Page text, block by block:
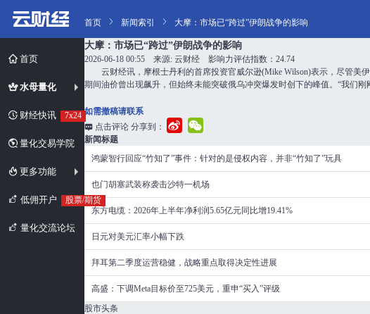
首页
水母量化
财经快讯 7x24
量化交易学院
更多功能
低佣开户 股票/期货
量化交流论坛
首页 新闻索引 大摩：市场已“跨过”伊朗战争的影响
大摩：市场已“跨过”伊朗战争的影响
2026-06-18 00:55 来源: 云财经 影响力评估指数：24.74
云财经讯，摩根士丹利的首席投资官威尔逊(Mike Wilson)表示，尽管美
期间油价曾出现飙升，但始终未能突破俄乌冲突爆发时创下的峰值。“我们
如需撤稿请联系
点击评论 分享到：
新闻标题
鸿蒙智行回应“竹知了”事件：针对的是侵权内容，并非“竹知了”玩具
也门胡塞武装称袭击沙特一机场
东方电缆：2026年上半年净利润5.65亿元同比增19.41%
日元对美元汇率小幅下跌
拜耳第二季度运营稳健，战略重点取得决定性进展
高盛：下调Meta目标价至725美元，重申“买入”评级
股市头条